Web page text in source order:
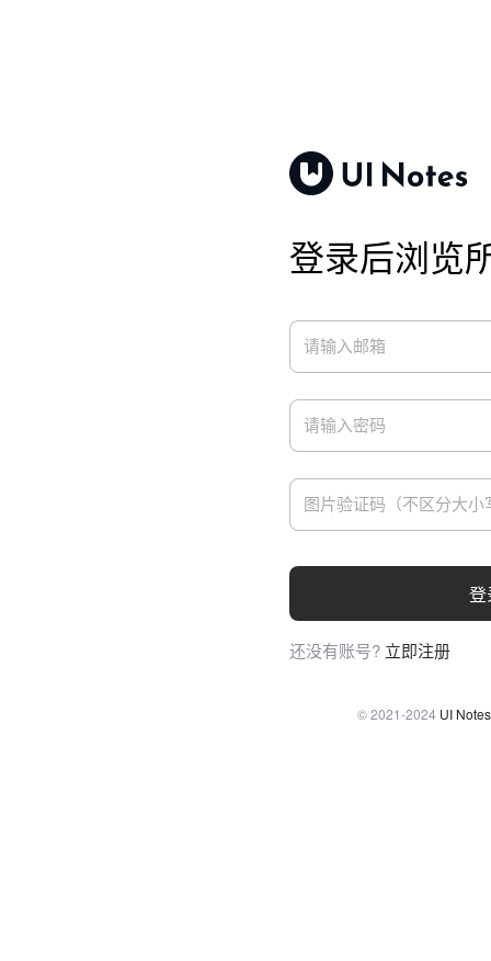
登录后浏览
登
还没有账号? 立即注册
© 2021-2024 UI Notes